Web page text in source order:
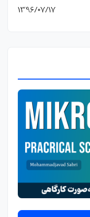
1396/07/17